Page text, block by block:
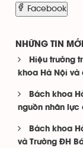
Facebook
NHỮNG TIN
Hiệu trưởng
khoa Hà Nội và
Bách khoa
nguồn nhân lực
Bách khoa
và Trường ĐH